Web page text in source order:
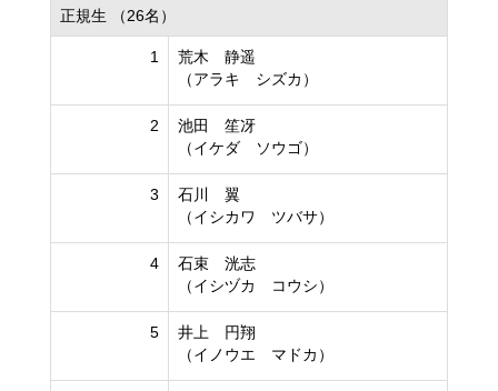
正規生 （26名）
1
荒木 静遥
（アラキ シズカ）
2
池田 笙冴
（イケダ ソウゴ）
3
石川 翼
（イシカワ ツバサ）
4
石束 洸志
（イシヅカ コウシ）
5
井上 円翔
（イノウエ マドカ）